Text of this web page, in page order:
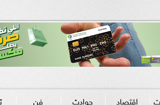
اقتصاد حوادث فن